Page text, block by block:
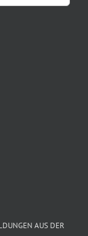
AUS DER